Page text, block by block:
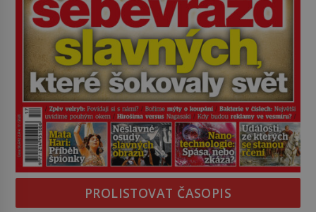
PROLISTOVAT ČASOPIS